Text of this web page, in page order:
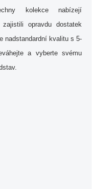
kolekce nabízejí
opravdu dostatek
nadstandardní kvalitu s 5-
a vyberte svému